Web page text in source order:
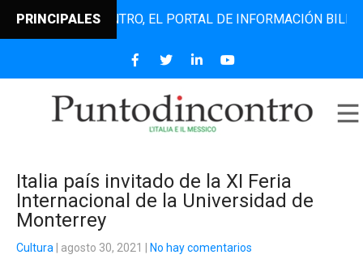
PRINCIPALES
PUNTODINCONTRO, EL PORTAL DE INFORMACIÓN
Italia país invitado de la XI Feria
Internacional de la Universidad de
Monterrey
Cultura | agosto 30, 2021 No hay comentarios